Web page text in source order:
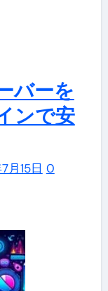
バーを
ンで安
月15日 0